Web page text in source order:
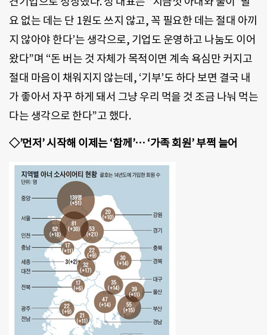
요 없는 데는 단 1원도 쓰지 않고, 꼭 필요한 데는 절대 아끼
지 않아야 한다’는 생각으로, 기업도 운영하고 나눔도 이어
왔다”며 “돈 버는 것 자체가 목적이면 계속 욕심만 커지고
절대 마음이 채워지지 않는데, ‘기부’도 하다 보면 결국 내
가 좋아서 자꾸 하게 돼서 그냥 우리 먹을 것 조금 나눠 먹는
다는 생각으로 한다”고 했다.
◇’먼저’ 시작해 이제는 ‘함께’… ‘가족 회원’ 부쩍 늘어